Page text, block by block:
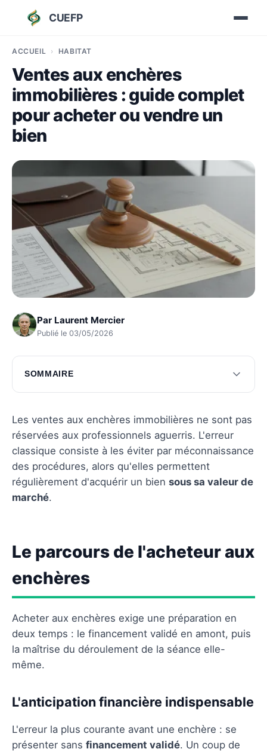
CUEFP
ACCUEIL HABITAT
Ventes aux enchères
immobilières : guide complet
pour acheter ou vendre un
bien
Par Laurent Mercier
Publié le 03/05/2026
SOMMAIRE
Le parcours de l'acheteur aux enchères
Le parcours du vendeur aux enchères
Questions fréquentes
Les ventes aux enchères immobilières ne sont pas
réservées aux professionnels aguerris. L'erreur
classique consiste à les éviter par méconnaissance
des procédures, alors qu'elles permettent
régulièrement d'acquérir un bien sous sa valeur de
marché.
Le parcours de l'acheteur aux
enchères
Acheter aux enchères exige une préparation en
deux temps : le financement validé en amont, puis
la maîtrise du déroulement de la séance elle-
même.
L'anticipation financière indispensable
L'erreur la plus courante avant une enchère : se
présenter sans financement validé. Un coup de